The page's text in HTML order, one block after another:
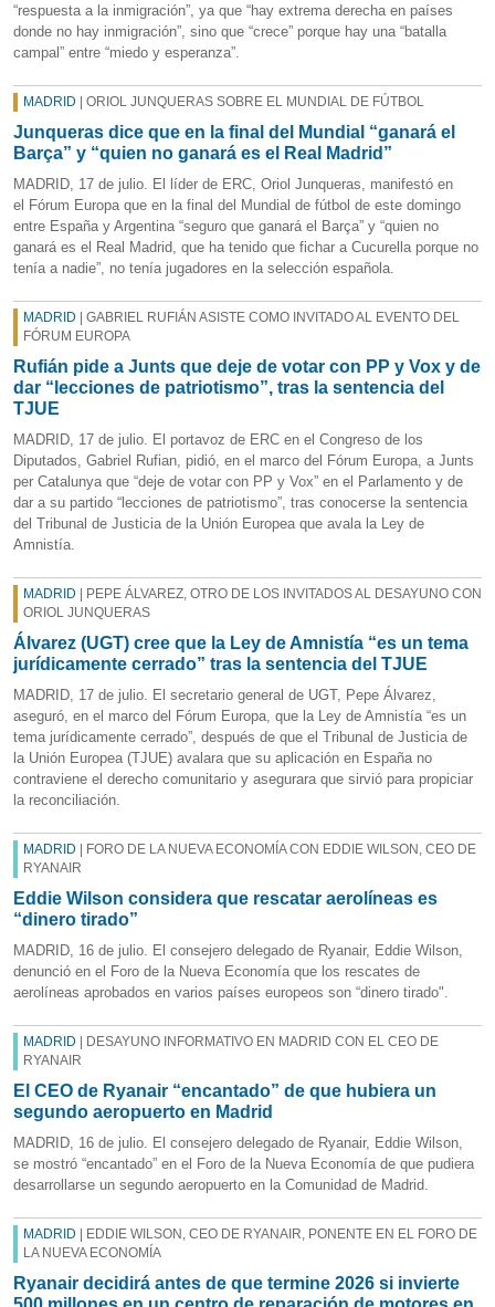
“respuesta a la inmigración”, ya que “hay extrema derecha en países
donde no hay inmigración”, sino que “crece” porque hay una “batalla
campal” entre “miedo y esperanza”.
MADRID | ORIOL JUNQUERAS SOBRE EL MUNDIAL DE FÚTBOL
Junqueras dice que en la final del Mundial “ganará el
Barça” y “quien no ganará es el Real Madrid”
MADRID, 17 de julio. El líder de ERC, Oriol Junqueras, manifestó en
el Fórum Europa que en la final del Mundial de fútbol de este domingo
entre España y Argentina “seguro que ganará el Barça” y “quien no
ganará es el Real Madrid, que ha tenido que fichar a Cucurella porque no
tenía a nadie”, no tenía jugadores en la selección española.
MADRID | GABRIEL RUFIÁN ASISTE COMO INVITADO AL EVENTO DEL
FÓRUM EUROPA
Rufián pide a Junts que deje de votar con PP y Vox y de
dar “lecciones de patriotismo”, tras la sentencia del
TJUE
MADRID, 17 de julio. El portavoz de ERC en el Congreso de los
Diputados, Gabriel Rufian, pidió, en el marco del Fórum Europa, a Junts
per Catalunya que “deje de votar con PP y Vox” en el Parlamento y de
dar a su partido “lecciones de patriotismo”, tras conocerse la sentencia
del Tribunal de Justicia de la Unión Europea que avala la Ley de
Amnistía.
MADRID | PEPE ÁLVAREZ, OTRO DE LOS INVITADOS AL DESAYUNO CON
ORIOL JUNQUERAS
Álvarez (UGT) cree que la Ley de Amnistía “es un tema
jurídicamente cerrado” tras la sentencia del TJUE
MADRID, 17 de julio. El secretario general de UGT, Pepe Álvarez,
aseguró, en el marco del Fórum Europa, que la Ley de Amnistía “es un
tema jurídicamente cerrado”, después de que el Tribunal de Justicia de
la Unión Europea (TJUE) avalara que su aplicación en España no
contraviene el derecho comunitario y asegurara que sirvió para propiciar
la reconciliación.
MADRID | FORO DE LA NUEVA ECONOMÍA CON EDDIE WILSON, CEO DE
RYANAIR
Eddie Wilson considera que rescatar aerolíneas es
“dinero tirado”
MADRID, 16 de julio. El consejero delegado de Ryanair, Eddie Wilson,
denunció en el Foro de la Nueva Economía que los rescates de
aerolíneas aprobados en varios países europeos son “dinero tirado".
MADRID | DESAYUNO INFORMATIVO EN MADRID CON EL CEO DE
RYANAIR
El CEO de Ryanair “encantado” de que hubiera un
segundo aeropuerto en Madrid
MADRID, 16 de julio. El consejero delegado de Ryanair, Eddie Wilson,
se mostró “encantado” en el Foro de la Nueva Economía de que pudiera
desarrollarse un segundo aeropuerto en la Comunidad de Madrid.
MADRID | EDDIE WILSON, CEO DE RYANAIR, PONENTE EN EL FORO DE
LA NUEVA ECONOMÍA
Ryanair decidirá antes de que termine 2026 si invierte